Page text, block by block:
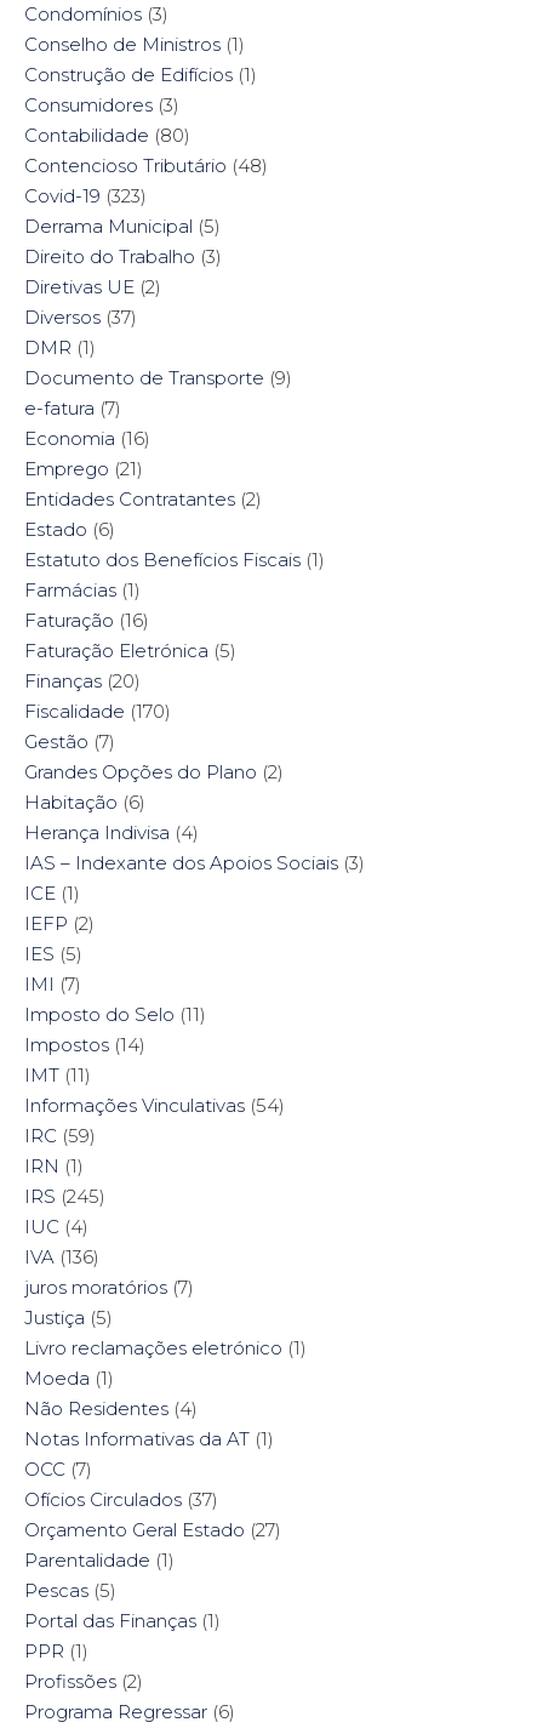
Condomínios (3)
Conselho de Ministros (1)
Construção de Edifícios (1)
Consumidores (3)
Contabilidade (80)
Contencioso Tributário (48)
Covid-19 (323)
Derrama Municipal (5)
Direito do Trabalho (3)
Diretivas UE (2)
Diversos (37)
DMR (1)
Documento de Transporte (9)
e-fatura (7)
Economia (16)
Emprego (21)
Entidades Contratantes (2)
Estado (6)
Estatuto dos Benefícios Fiscais (1)
Farmácias (1)
Faturação (16)
Faturação Eletrónica (5)
Finanças (20)
Fiscalidade (170)
Gestão (7)
Grandes Opções do Plano (2)
Habitação (6)
Herança Indivisa (4)
IAS – Indexante dos Apoios Sociais (3)
ICE (1)
IEFP (2)
IES (5)
IMI (7)
Imposto do Selo (11)
Impostos (14)
IMT (11)
Informações Vinculativas (54)
IRC (59)
IRN (1)
IRS (245)
IUC (4)
IVA (136)
juros moratórios (7)
Justiça (5)
Livro reclamações eletrónico (1)
Moeda (1)
Não Residentes (4)
Notas Informativas da AT (1)
OCC (7)
Ofícios Circulados (37)
Orçamento Geral Estado (27)
Parentalidade (1)
Pescas (5)
Portal das Finanças (1)
PPR (1)
Profissões (2)
Programa Regressar (6)